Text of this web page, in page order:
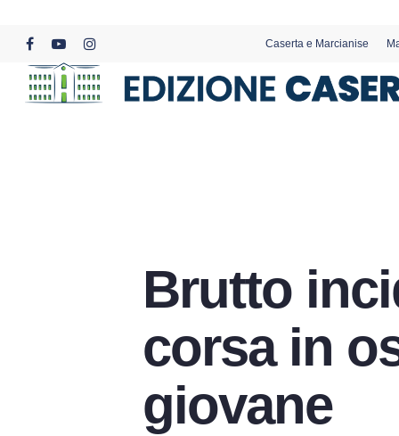
content
facebookyoutubeinstagram
Caserta e Marcianise
Brutto
corsa in
giovane